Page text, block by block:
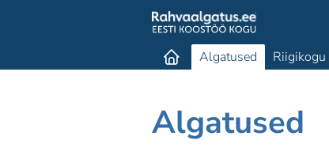
Algatused Riigikogu
Algatused